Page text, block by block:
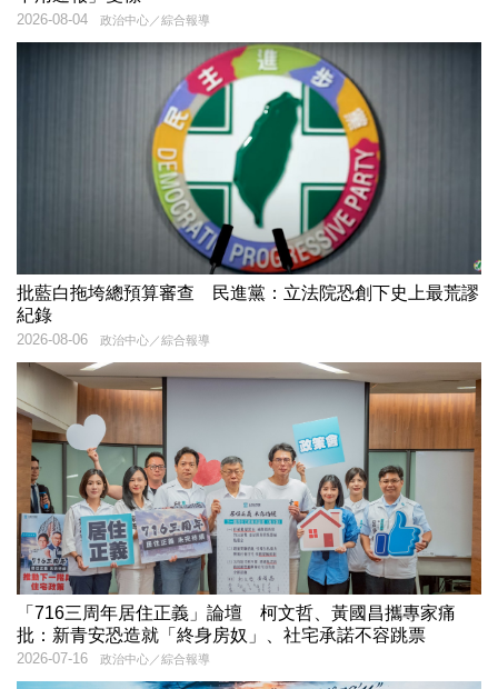
政治中心／綜合報導
2026-08-04
批藍白拖垮總預算審查 民進黨：立法院恐創下史上最荒謬
紀錄
政治中心／綜合報導
2026-08-06
「716三周年居住正義」論壇 柯文哲、黃國昌攜專家痛
批：新青安恐造就「終身房奴」、社宅承諾不容跳票
政治中心／綜合報導
2026-07-16